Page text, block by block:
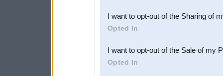
Downstream Participants
third parties.
I want to opt-out of the Sharing of
Opted In
I want to opt-out of the Sale of my
Opted In